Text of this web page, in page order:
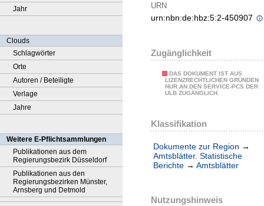
Jahr
Clouds
Schlagwörter
Orte
Autoren / Beteiligte
Verlage
Jahre
Weitere E-Pflichtsammlungen
Publikationen aus dem
Regierungsbezirk Düsseldorf
Publikationen aus den
Regierungsbezirken Münster,
Arnsberg und Detmold
URN
urn:nbn:de:hbz:5:2-450907
Zugänglichkeit
DAS DOKUMENT IST AUS
LIZENZRECHTLICHEN GRÜNDEN
NUR AN DEN SERVICE-PCS DER
ULB ZUGÄNGLICH.
Klassifikation
Dokumente zur Region →
Amtsblätter. Statistische
Berichte → Amtsblätter
Nutzungshinweis